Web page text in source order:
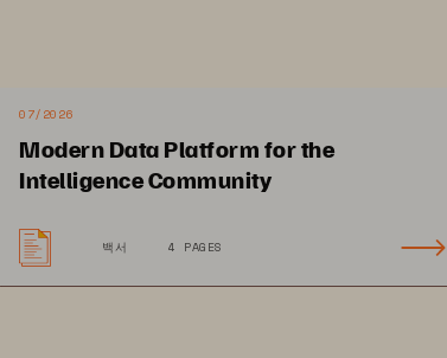
병원에미친 영향
07/2026
Modern Data Platform for the
Intelligence Community
백서 4 PAGES